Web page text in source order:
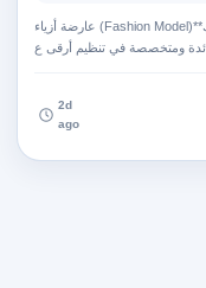
عارضة أزياء (Fashion Model)**هل أنتِ نجمة الموضة القادمة التي نبحث عنها؟**تدعوكِ
2d
ago